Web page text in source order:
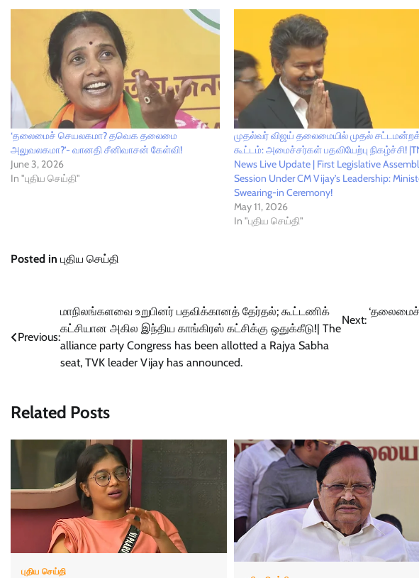
‘தலைமைச் செயலகமா? தவெக தலைமை
அலுவலகமா?’- வானதி சீனிவாசன் கேள்வி!
June 3, 2026
In "புதிய செய்தி"
முதல்வர் விஜய் தலைமையில் முதல்
கூட்டம்: அமைச்சர்கள் பதவியேற்பு நிகழ்ச்சி!
News Live Update | First Legislative
Session Under CM Vijay’s Leadership:
Swearing-in Ceremony!
May 11, 2026
In "புதிய செய்தி"
Posted in புதிய செய்தி
navigation
Previous:
மாநிலங்களவை உறுபினர் பதவிக்கானத் தேர்தல்; கூட்டணிக்
கட்சியான அகில இந்திய காங்கிரஸ் கட்சிக்கு ஒதுக்கீடு!| The
alliance party Congress has been allotted a Rajya Sabha
seat, TVK leader Vijay has announced.
Next:
Related Posts
புதிய செய்தி